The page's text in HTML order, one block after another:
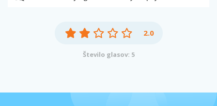
2.0
Število glasov: 5